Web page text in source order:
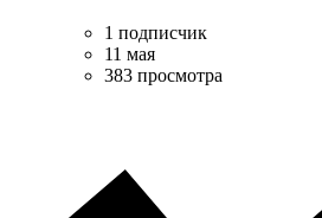
1 подписчик
11 мая
383 просмотра